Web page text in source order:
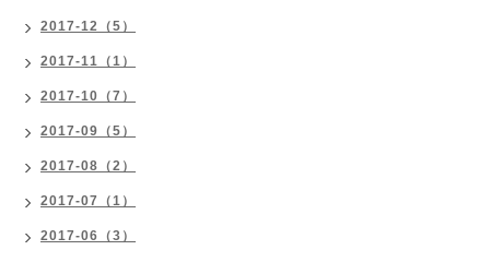
2017-12（5）
2017-11（1）
2017-10（7）
2017-09（5）
2017-08（2）
2017-07（1）
2017-06（3）